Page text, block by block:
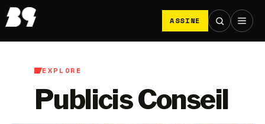
ASSINE
EXPLORE
Publicis Conseil